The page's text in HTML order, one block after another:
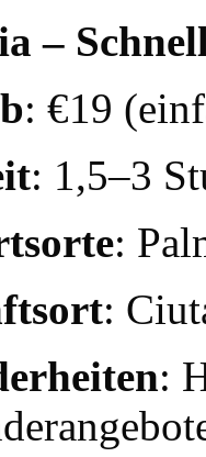
–
: €19
: 1,5–3
:
:
: